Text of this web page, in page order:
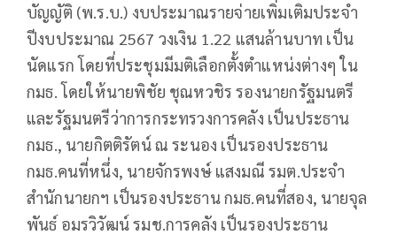
บัญญัติ (พ.ร.บ.) งบประมาณรายจ่ายเพิ่มเติมประจำ
ปีงบประมาณ 2567 วงเงิน 1.22 แสนล้านบาท เป็น
นัดแรก โดยที่ประชุมมีมติเลือกตั้งตำแหน่งต่างๆ ใน
กมธ. โดยให้นายพิชัย ชุณหวชิร รองนายกรัฐมนตรี
และรัฐมนตรีว่าการกระทรวงการคลัง เป็นประธาน
กมธ., นายกิตติรัตน์ ณ ระนอง เป็นรองประธาน
กมธ.คนที่หนึ่ง, นายจักรพงษ์ แสงมณี รมต.ประจำ
สำนักนายกฯ เป็นรองประธาน กมธ.คนที่สอง, นายจุล
พันธ์ อมรวิวัฒน์ รมช.การคลัง เป็นรองประธาน